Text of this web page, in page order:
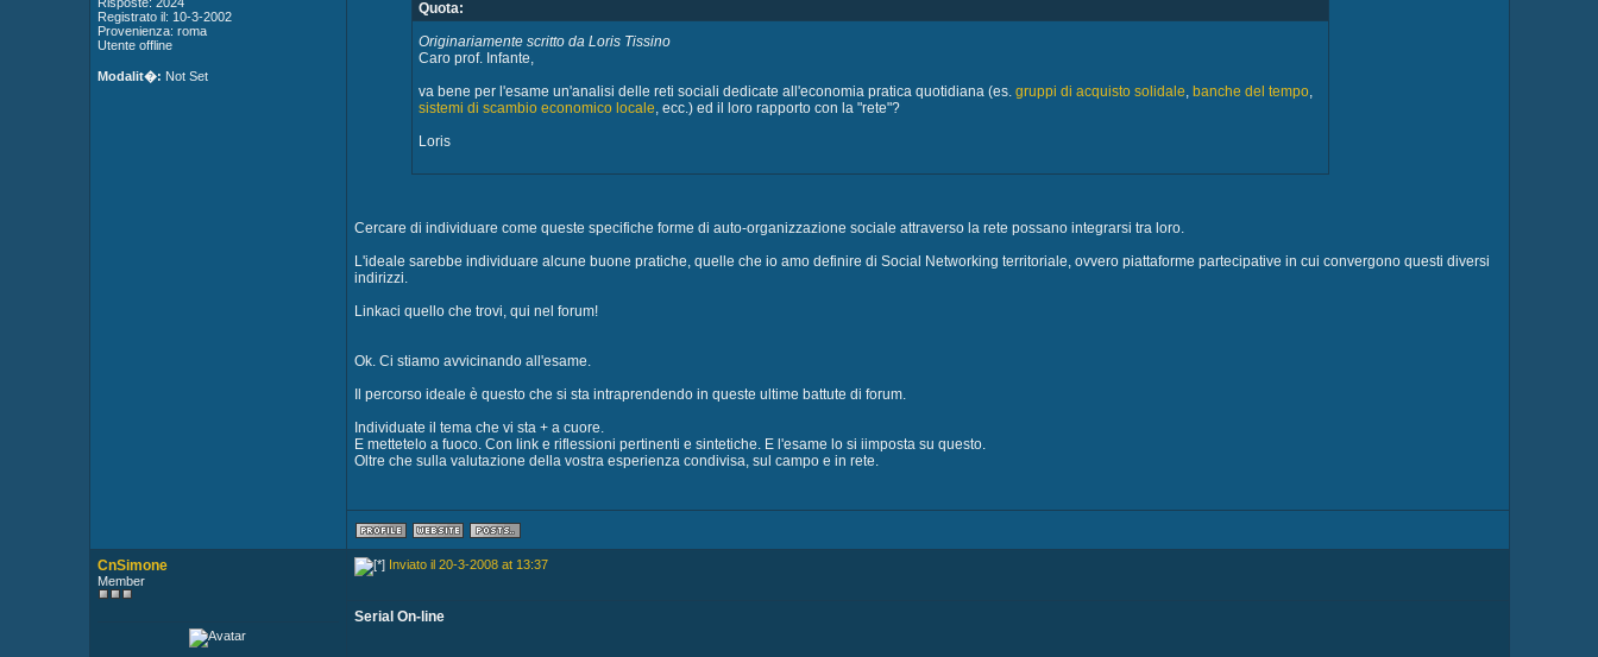
Registrato il: 10-3-2002
Provenienza: roma
Utente offline
Modalit�: Not Set
Quota:
Originariamente scritto da Loris Tissino
Caro prof. Infante,
va bene per l'esame un'analisi delle reti sociali dedicate all'economia pratica quotidiana (es. gruppi di acquisto solidale, banche del tempo,
sistemi di scambio economico locale, ecc.) ed il loro rapporto con la "rete"?
Loris
Cercare di individuare come queste specifiche forme di auto-organizzazione sociale attraverso la rete possano integrarsi tra loro.
L'ideale sarebbe individuare alcune buone pratiche, quelle che io amo definire di Social Networking territoriale, ovvero piattaforme partecipative in cui convergono questi diversi
indirizzi.
Linkaci quello che trovi, qui nel forum!
Ok. Ci stiamo avvicinando all'esame.
Il percorso ideale è questo che si sta intraprendendo in queste ultime battute di forum.
Individuate il tema che vi sta + a cuore.
E mettetelo a fuoco. Con link e riflessioni pertinenti e sintetiche. E l'esame lo si iimposta su questo.
Oltre che sulla valutazione della vostra esperienza condivisa, sul campo e in rete.
CnSimone
Member
Inviato il 20-3-2008 at 13:37
Serial On-line